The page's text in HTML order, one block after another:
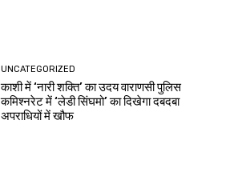
UNCATEGORIZED
काशी में ‘नारी शक्ति’ का उदय वाराणसी पुलिस
कमिश्नरेट में ‘लेडी सिंघमो’ का दिखेगा दबदबा
अपराधियों में खौफ